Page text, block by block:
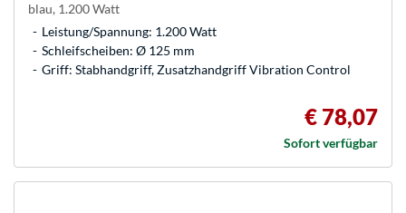
blau, 1.200 Watt
Leistung/Spannung: 1.200 Watt
Schleifscheiben: Ø 125 mm
Griff: Stabhandgriff, Zusatzhandgriff Vibration Control
€ 78,07
Sofort verfügbar